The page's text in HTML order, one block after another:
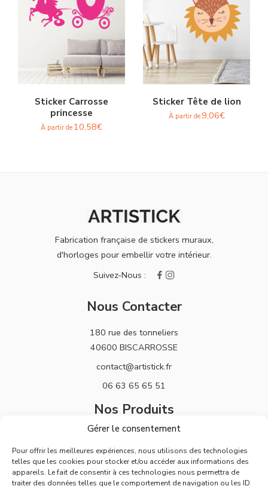
Gérer le consentement
Pour offrir les meilleures expériences, nous utilisons des technologies
telles que les cookies pour stocker et/ou accéder aux informations des
appareils. Le fait de consentir à ces technologies nous permettra de
traiter des données telles que le comportement de navigation ou les ID
Sticker Carrosse
princesse
À partir de 10,58€
Sticker Tête de lion
À partir de9,06€
Fabrication française de stickers muraux,
d'horloges pour embellir votre intérieur.
Nous Contacter
180 rue des tonneliers
40600 BISCARROSSE
contact@artistick.fr
06 63 65 65 51
Nos Produits
Stickers
Horloges
Support